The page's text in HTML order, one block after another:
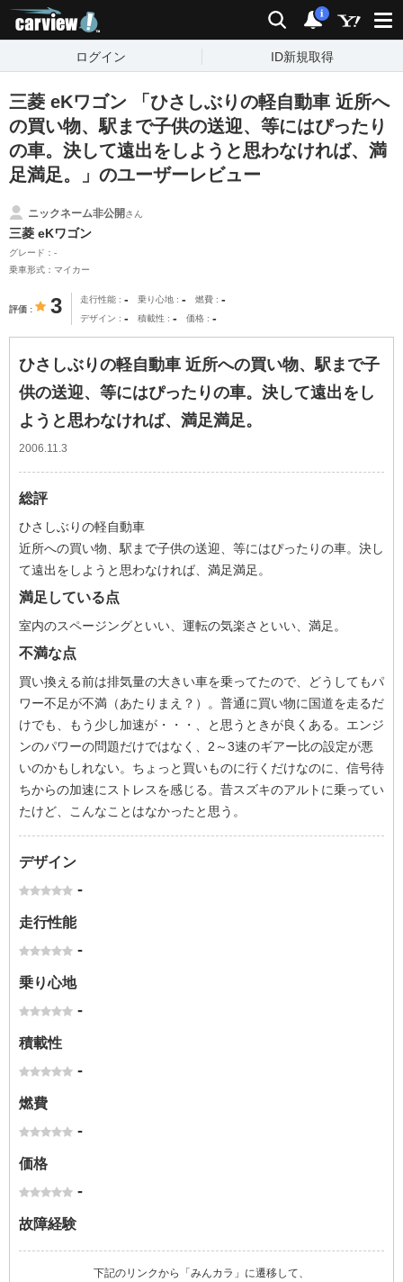
検索 通知
i
ログイン ID新規取得
三菱 eKワゴン 「ひさしぶりの軽自動車 近所へ
の買い物、駅まで子供の送迎、等にはぴったり
の車。決して遠出をしようと思わなければ、満
足満足。」のユーザーレビュー
ニックネーム非公開さん
三菱 eKワゴン
グレード：-
乗車形式：マイカー
評価 3 走行性能 - 乗り心地 - 燃費 -
デザイン - 積載性 - 価格 -
ひさしぶりの軽自動車 近所への買い物、駅まで子
供の送迎、等にはぴったりの車。決して遠出をし
ようと思わなければ、満足満足。
2006.11.3
総評
ひさしぶりの軽自動車
近所への買い物、駅まで子供の送迎、等にはぴったりの車。決し
て遠出をしようと思わなければ、満足満足。
満足している点
室内のスページングといい、運転の気楽さといい、満足。
不満な点
買い換える前は排気量の大きい車を乗ってたので、どうしてもパ
ワー不足が不満（あたりまえ？）。普通に買い物に国道を走るだ
けでも、もう少し加速が・・・、と思うときが良くある。エンジ
ンのパワーの問題だけではなく、2～3速のギアー比の設定が悪
いのかもしれない。ちょっと買いものに行くだけなのに、信号待
ちからの加速にストレスを感じる。昔スズキのアルトに乗ってい
たけど、こんなことはなかったと思う。
デザイン
-
走行性能
-
乗り心地
-
積載性
-
燃費
-
価格
-
故障経験
下記のリンクから「みんカラ」に遷移して、